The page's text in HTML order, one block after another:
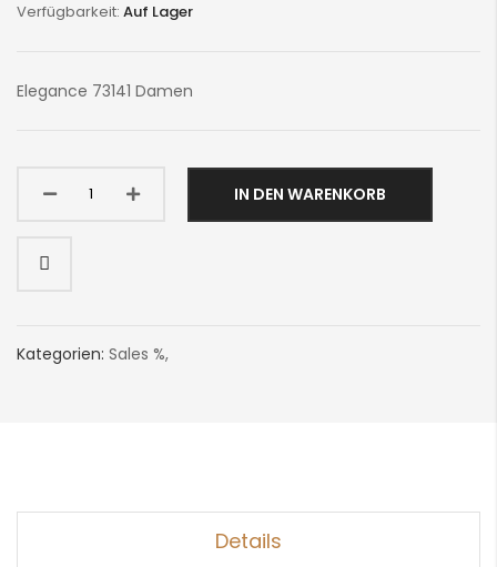
Auf Lager
Elegance 73141 Damen
IN DEN WARENKORB
Kategorien: Sales %,
Details